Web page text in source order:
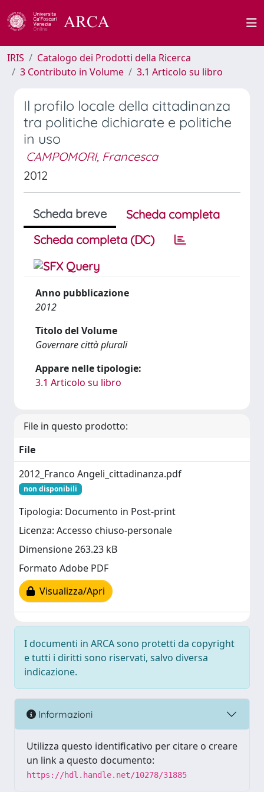
IRIS
Catalogo dei Prodotti della Ricerca
3 Contributo in Volume
3.1 Articolo su libro
Il profilo locale della cittadinanza
tra politiche dichiarate e politiche
in uso
CAMPOMORI, Francesca
2012
Scheda breve
Scheda completa
Scheda completa (DC)
Anno pubblicazione
2012
Titolo del Volume
Governare città plurali
Appare nelle tipologie:
3.1 Articolo su libro
File in questo prodotto:
File
2012_Franco Angeli_cittadinanza.pdf
non disponibili
Tipologia: Documento in Post-print
Licenza: Accesso chiuso-personale
Dimensione 263.23 kB
Formato Adobe PDF
Visualizza/Apri
I documenti in ARCA sono protetti da copyright
e tutti i diritti sono riservati, salvo diversa
indicazione.
Informazioni
Utilizza questo identificativo per citare o creare
un link a questo documento:
https://hdl.handle.net/10278/31885